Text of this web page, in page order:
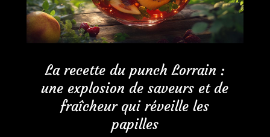
La recette du punch Lorrain :
une explosion de saveurs et de
fraîcheur qui réveille les
papilles